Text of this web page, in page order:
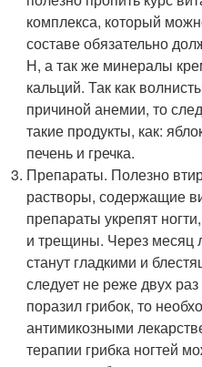
комплекса, который
составе обязательно
Н, а так же минералы
кальций. Так как
причиной анемии, то
такие продукты, как:
печень и гречка.
Препараты. Полезно
растворы, содержащие
препараты укрепят
и трещины. Через месяц
станут гладкими и
следует не реже двух
поразил грибок, то
антимикозными
терапии грибка ногтей